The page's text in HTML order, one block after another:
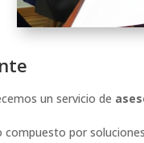
un servicio de
por